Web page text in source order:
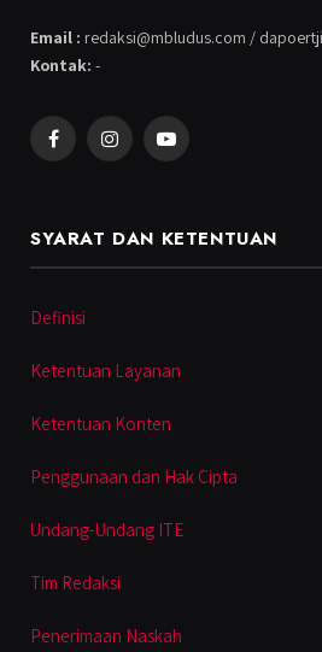
Email : redaksi@mbludus.com /
Kontak: -
FacebookInstagramYouTube
SYARAT DAN KETENTUAN
Definisi
Ketentuan Layanan
Ketentuan Konten
Penggunaan dan Hak Cipta
Undang-Undang ITE
Tim Redaksi
Penerimaan Naskah